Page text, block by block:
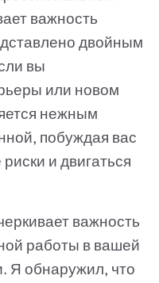
важность
двойным
вы
или новом
нежным
побуждая вас
и двигаться
важность
работы в вашей
Я обнаружил, что